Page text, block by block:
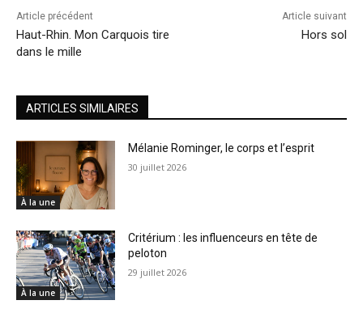
Article précédent
Haut-Rhin. Mon Carquois tire
dans le mille
Article suivant
Hors sol
ARTICLES SIMILAIRES
À la une
Mélanie Rominger, le corps et l’esprit
30 juillet 2026
À la une
Critérium : les influenceurs en tête de
peloton
29 juillet 2026